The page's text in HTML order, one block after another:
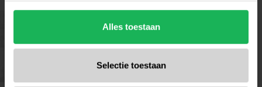
Alles toestaan
Selectie toestaan
Ohmweg 1
4104 BM Culemborg
Netherlands